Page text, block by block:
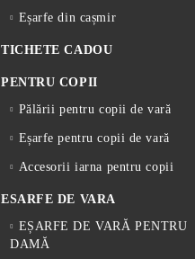
Eșarfe din cașmir
TICHETE CADOU
PENTRU COPII
Pălării pentru copii de vară
Eșarfe pentru copii de vară
Accesorii iarna pentru copii
ESARFE DE VARA
EȘARFE DE VARĂ PENTRU
DAMĂ